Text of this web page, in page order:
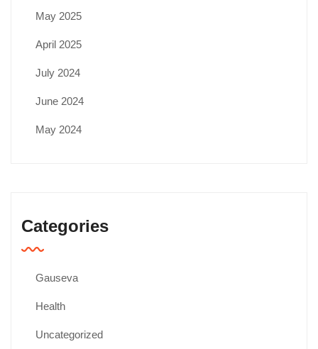
May 2025
April 2025
July 2024
June 2024
May 2024
Categories
Gauseva
Health
Uncategorized